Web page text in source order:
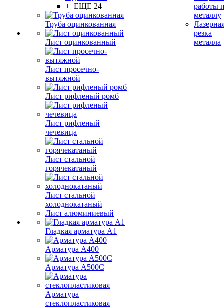
+ ЕЩЕ 24
Труба оцинкованная
Лист оцинкованный
Лист просечно-
вытяжной
Лист рифленый ромб
Лист рифленый
чечевица
Лист стальной
горячекатаный
Лист стальной
холоднокатаный
Лист алюминиевый
Гладкая арматура А1
Арматура А400
Арматура A500C
Арматура
стеклопластиковая
работы
металлу
резка
металла